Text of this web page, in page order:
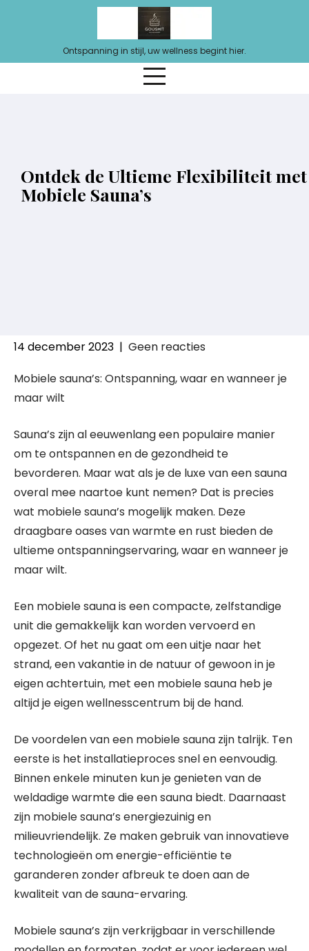
Ontspanning in stijl, uw wellness begint hier.
Ontdek de Ultieme Flexibiliteit met
Mobiele Sauna’s
14 december 2023 | Geen reacties
Mobiele sauna’s: Ontspanning, waar en wanneer je
maar wilt
Sauna’s zijn al eeuwenlang een populaire manier
om te ontspannen en de gezondheid te
bevorderen. Maar wat als je de luxe van een sauna
overal mee naartoe kunt nemen? Dat is precies
wat mobiele sauna’s mogelijk maken. Deze
draagbare oases van warmte en rust bieden de
ultieme ontspanningservaring, waar en wanneer je
maar wilt.
Een mobiele sauna is een compacte, zelfstandige
unit die gemakkelijk kan worden vervoerd en
opgezet. Of het nu gaat om een uitje naar het
strand, een vakantie in de natuur of gewoon in je
eigen achtertuin, met een mobiele sauna heb je
altijd je eigen wellnesscentrum bij de hand.
De voordelen van een mobiele sauna zijn talrijk. Ten
eerste is het installatieproces snel en eenvoudig.
Binnen enkele minuten kun je genieten van de
weldadige warmte die een sauna biedt. Daarnaast
zijn mobiele sauna’s energiezuinig en
milieuvriendelijk. Ze maken gebruik van innovatieve
technologieën om energie-efficiëntie te
garanderen zonder afbreuk te doen aan de
kwaliteit van de sauna-ervaring.
Mobiele sauna’s zijn verkrijgbaar in verschillende